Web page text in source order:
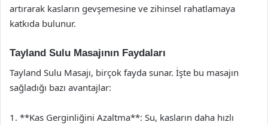
artırarak kasların gevşemesine ve zihinsel rahatlamaya
katkıda bulunur.
Tayland Sulu Masajının Faydaları
Tayland Sulu Masajı, birçok fayda sunar. İşte bu masajın
sağladığı bazı avantajlar:
1. **Kas Gerginliğini Azaltma**: Su, kasların daha hızlı